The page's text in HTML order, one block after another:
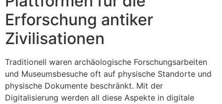
Erforschung antiker
Zivilisationen
Traditionell waren archäologische Forschungsarbeiten
und Museumsbesuche oft auf physische Standorte und
physische Dokumente beschränkt. Mit der
Digitalisierung werden all diese Aspekte in digitale